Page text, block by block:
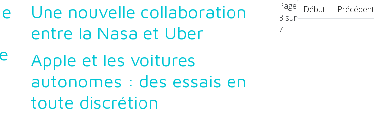
Une nouvelle collaboration
entre la Nasa et Uber
Apple et les voitures
autonomes : des essais en
toute discrétion
Page
3 sur
7
Début Précédent